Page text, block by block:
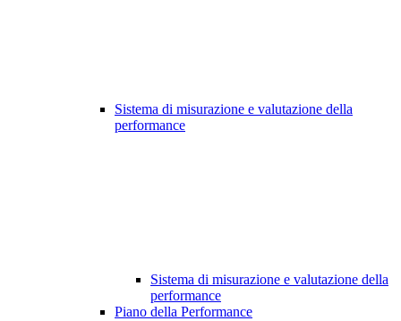
Sistema di misurazione e valutazione della
performance
Sistema di misurazione e valutazione della
performance
Piano della Performance